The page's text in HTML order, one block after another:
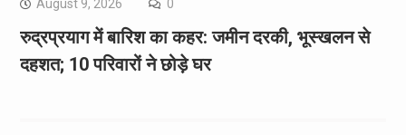
August 9, 2026 0
रुद्रप्रयाग में बारिश का कहर: जमीन दरकी, भूस्खलन से
दहशत; 10 परिवारों ने छोड़े घर